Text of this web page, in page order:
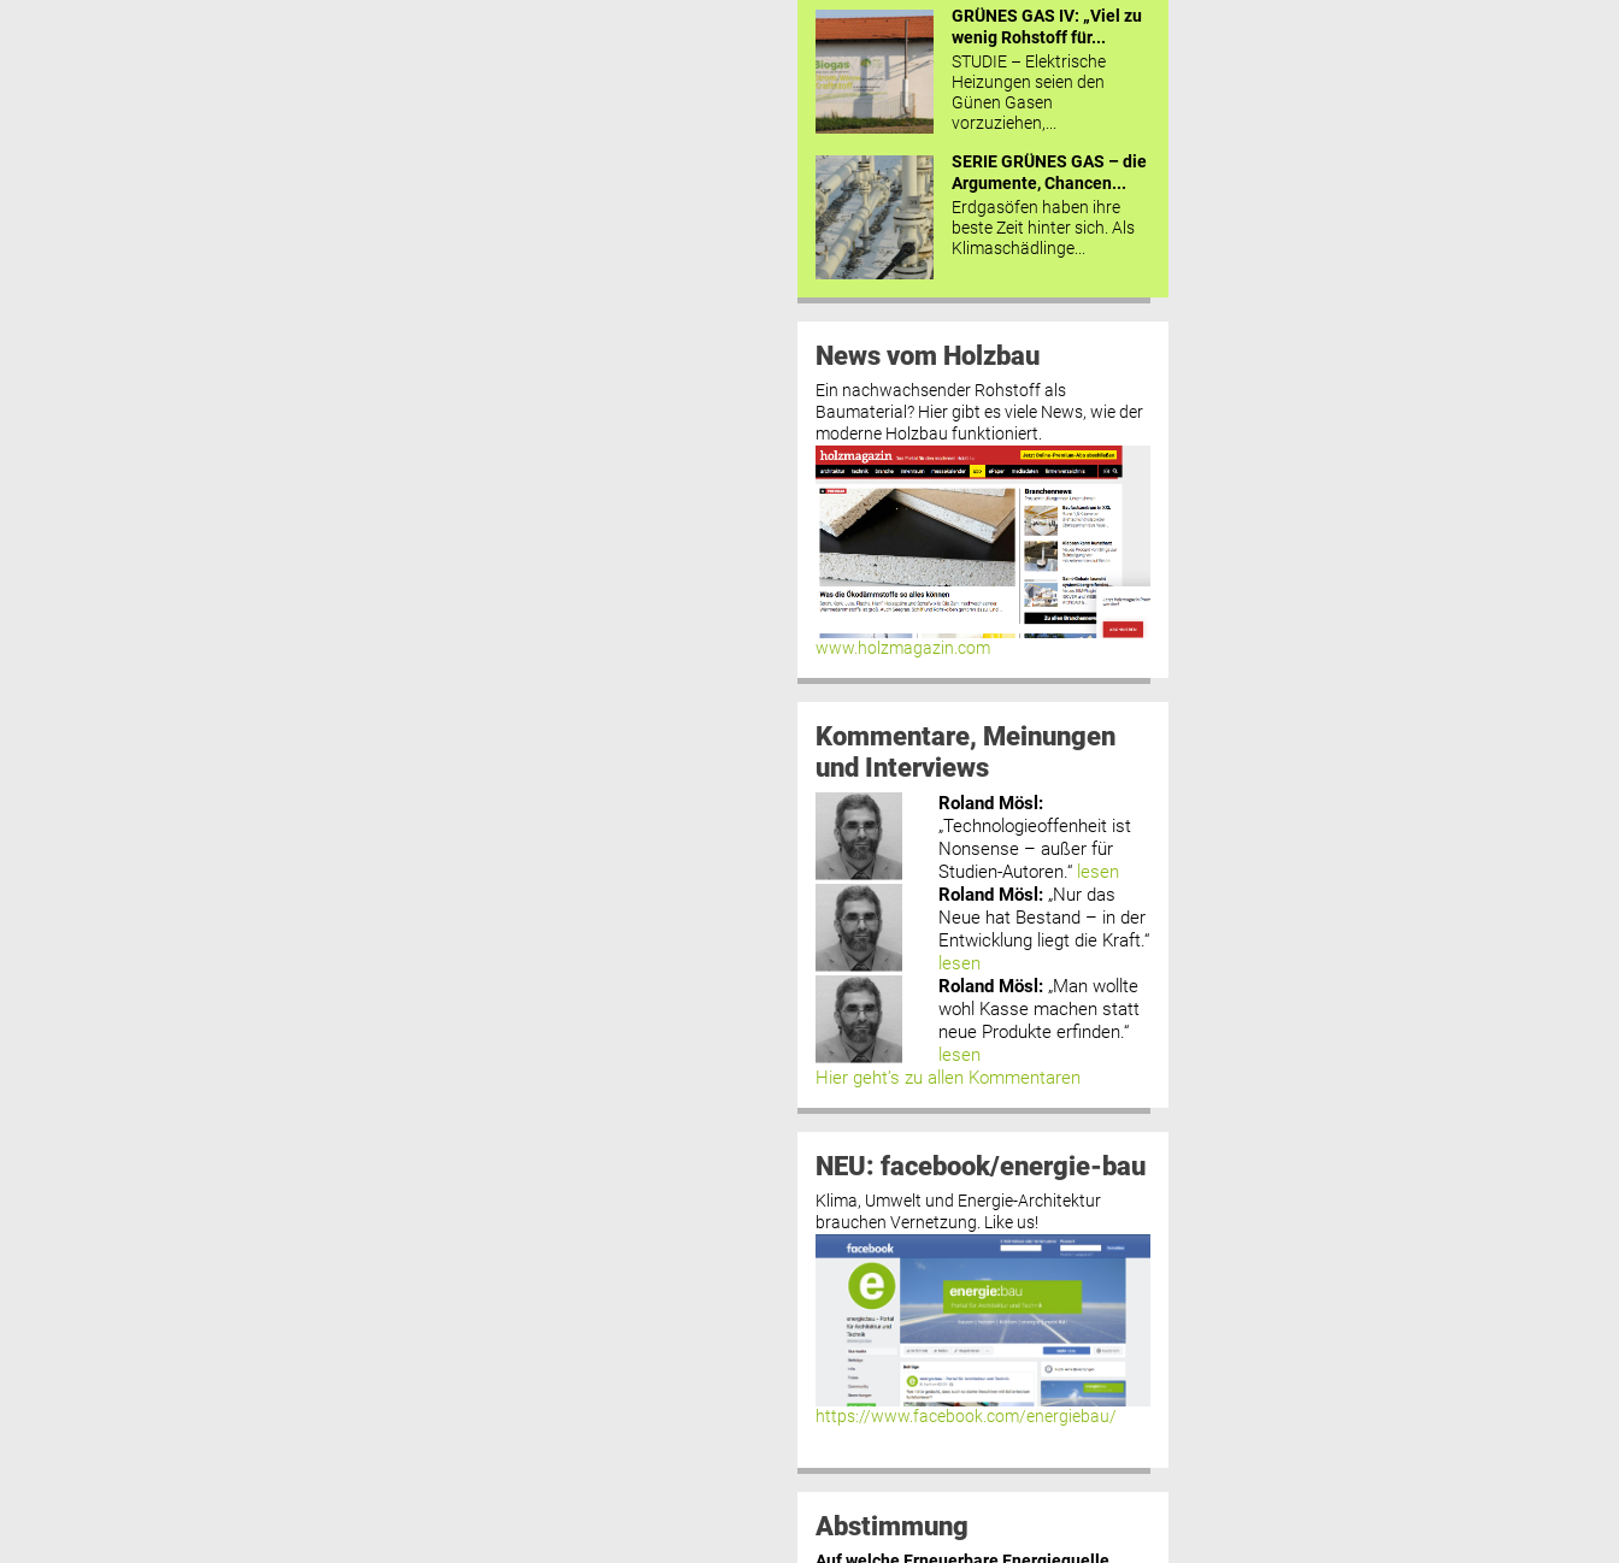
GRÜNES GAS IV: „Viel zu
wenig Rohstoff für...
STUDIE – Elektrische
Heizungen seien den
Günen Gasen
vorzuziehen,...
SERIE GRÜNES GAS – die
Argumente, Chancen...
Erdgasöfen haben ihre
beste Zeit hinter sich. Als
Klimaschädlinge...
News vom Holzbau
Ein nachwachsender Rohstoff als
Baumaterial? Hier gibt es viele News, wie der
moderne Holzbau funktioniert.
www.holzmagazin.com
Kommentare, Meinungen
und Interviews
Roland Mösl :
„Technologieoffenheit ist
Nonsense – außer für
Studien-Autoren.“ lesen
Roland Mösl : „Nur das
Neue hat Bestand – in der
Entwicklung liegt die Kraft.“
lesen
Roland Mösl : „Man wollte
wohl Kasse machen statt
neue Produkte erfinden.“
lesen
Hier geht’s zu allen Kommentaren
NEU: facebook/energie-bau
Klima, Umwelt und Energie-Architektur
brauchen Vernetzung. Like us!
https://www.facebook.com/energiebau/
Abstimmung